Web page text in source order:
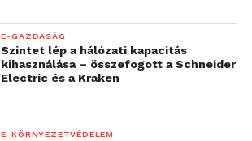
E-GAZDASÁG
Szintet lép a hálózati kapacitás
kihasználása – összefogott a Schneider
Electric és a Kraken
E-KÖRNYEZETVÉDELEM